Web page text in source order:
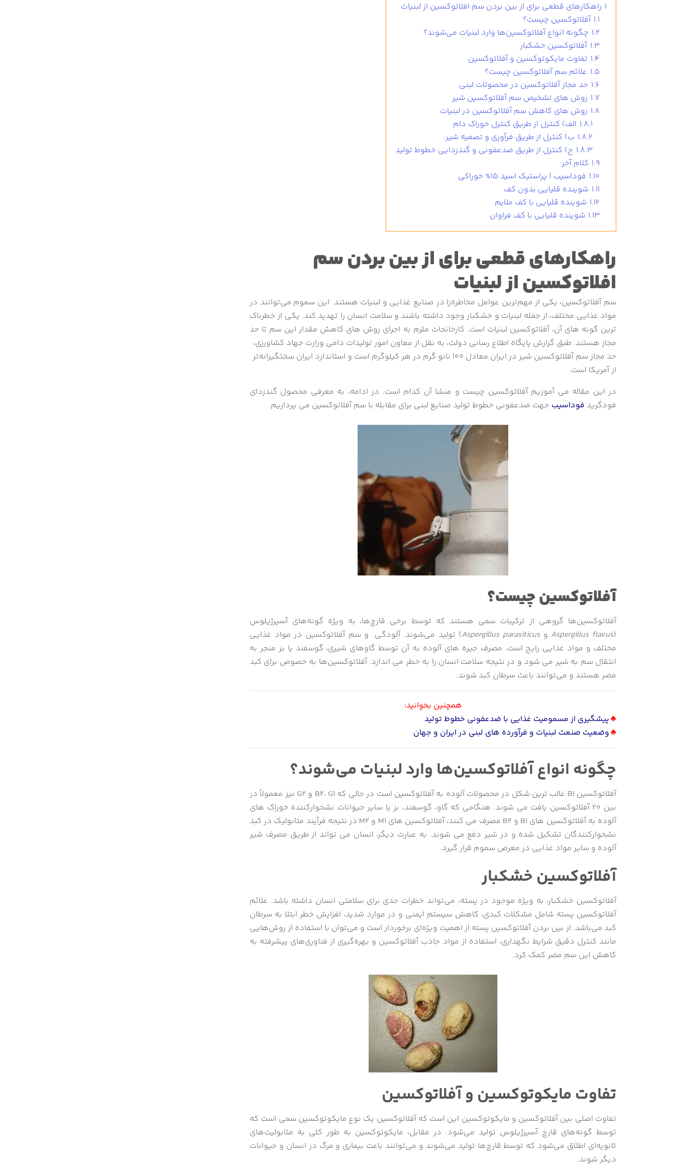
1 راهکارهای قطعی برای از بین بردن سم افلاتوکسین از لبنیات
1.1 آفلاتوکسین چیست؟
1.2 چگونه انواع آفلاتوکسین‌ها وارد لبنیات می‌شوند؟
1.3 آفلاتوکسین خشکبار
1.4 تفاوت مایکوتوکسین و آفلاتوکسین
1.5 علائم سم آفلاتوکسین چیست؟
1.6 حد مجاز آفلاتوکسین در محصولات لبنی
1.7 روش های تشخیص سم آفلاتوکسین شیر
1.8 روش های کاهش سم آفلاتوکسین در لبنیات
1.8.1 الف) کنترل از طریق کنترل خوراک دام
1.8.2 ب) کنترل از طریق فرآوری و تصفیه شیر:
1.8.3 ج) کنترل از طریق ضدعفونی و گندزدایی خطوط تولید
1.9 کلام آخر:
1.10 فوداسیب | پراستیک اسید 15% خوراکی
1.11 شوینده قلیایی بدون کف
1.12 شوینده قلیایی با کف ملایم
1.13 شوینده قلیایی با کف فراوان
راهکارهای قطعی برای از بین بردن سم
افلاتوکسین از لبنیات
سم آفلاتوکسین،‌ یکی از مهم‌ترین عوامل مخاطره‌زا در صنایع غذایی و لبنیات هستند. این سموم می‌توانند در
مواد غذایی مختلف، از جمله لبنیات و خشکبار وجود داشته باشند و سلامت انسان را تهدید کند. یکی از خطرناک
ترین گونه های آن، آفلاتوکسین لبنیات است. کارخانجات ملزم به اجرای روش های کاهش مقدار این سم تا حد
مجاز هستند. طبق گزارش پایگاه اطلاع رسانی دولت، به نقل از معاون امور تولیدات دامی وزارت جهاد کشاورزی،
حد مجاز سم آفلاتوکسین شیر در ایران معادل ۱۰۰ نانو گرم در هر کیلوگرم است و استاندارد ایران سختگیرانه‌تر
از آمریکا است.
در این مقاله می آموزیم آفلاتوکسین چیست و منشا آن کدام است. در ادامه، به معرفی محصول گندزدای
فودگرید فوداسیب جهت ضدعفونی خطوط تولید صنایع لبنی برای مقابله با سم آفلاتوکسین می پردازیم.
آفلاتوکسین چیست؟
آفلاتوکسین‌ها گروهی از ترکیبات سمی هستند که توسط برخی قارچ‌ها، به ویژه گونه‌های آسپرژیلوس
(
Aspergillus flavus وAspergillus parasiticus) تولید می‌شوند. آلودگی و سم آفلاتوکسین در مواد غذایی
مختلف و مواد غذایی رایج است. مصرف جیره های آلوده به آن توسط گاوهای شیری، گوسفند یا بز منجر به
انتقال سم به شیر می شود و در نتیجه سلامت انسان را به خطر می اندازد. آفلاتوکسین‌ها به خصوص برای کبد
مضر هستند و می‌توانند باعث سرطان کبد شوند.
همچنین بخوانید:
♣پیشگیری از مسمومیت غذایی با ضدعفونی خطوط تولید
♣وضعیت صنعت لبنیات و فرآورده های لبنی در ایران و جهان
چگونه انواع آفلاتوکسین‌ها وارد لبنیات می‌شوند؟
آفلاتوکسین B1 غالب ترین شکل در محصولات آلوده به آفلاتوکسین است در حالی که B2، G1 و G2 نیز معمولاً در
بین 20 آفلاتوکسین یافت می شوند. هنگامی که گاو، گوسفند، بز یا سایر حیوانات نشخوارکننده خوراک های
آلوده به آفلاتوکسین های B1 و B2 مصرف می کنند، آفلاتوکسین های M1 و M2 در نتیجه فرآیند متابولیک در کبد
نشخوارکنندگان تشکیل شده و در شیر دفع می شوند. به عبارت دیگر، انسان می تواند از طریق مصرف شیر
آلوده و سایر مواد غذایی در معرض سموم قرار گیرد.
آفلاتوکسین خشکبار
آفلاتوکسین خشکبار، به ویژه موجود در پسته، می‌تواند خطرات جدی برای سلامتی انسان داشته باشد. علائم
آفلاتوکسین پسته شامل مشکلات کبدی، کاهش سیستم ایمنی و در موارد شدید، افزایش خطر ابتلا به سرطان
کبد می‌باشد. از بین بردن آفلاتوکسین پسته از اهمیت ویژه‌ای برخوردار است و می‌توان با استفاده از روش‌هایی
مانند کنترل دقیق شرایط نگهداری، استفاده از مواد جاذب آفلاتوکسین و بهره‌گیری از فناوری‌های پیشرفته به
کاهش این سم مضر کمک کرد.
تفاوت مایکوتوکسین و آفلاتوکسین
تفاوت اصلی بین آفلاتوکسین و مایکوتوکسین این است که آفلاتوکسین یک نوع مایکوتوکسین سمی است که
توسط گونه‌های قارچ آسپرژیلوس تولید می‌شود. در مقابل، مایکوتوکسین به طور کلی به متابولیت‌های
ثانویه‌ای اطلاق می‌شود که توسط قارچ‌ها تولید می‌شوند و می‌توانند باعث بیماری و مرگ در انسان و حیوانات
دیگر شوند.